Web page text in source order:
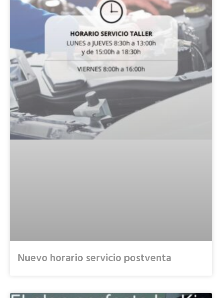
Nuevo horario servicio postventa